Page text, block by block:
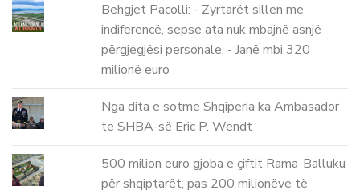
Behgjet Pacolli: - Zyrtarët sillen me
indiferencë, sepse ata nuk mbajnë asnjë
përgjegjësi personale. - Janë mbi 320
milionë euro
Nga dita e sotme Shqiperia ka Ambasador
te SHBA-së Eric P. Wendt
500 milion euro gjoba e çiftit Rama-Balluku
për shqiptarët, pas 200 milionëve të